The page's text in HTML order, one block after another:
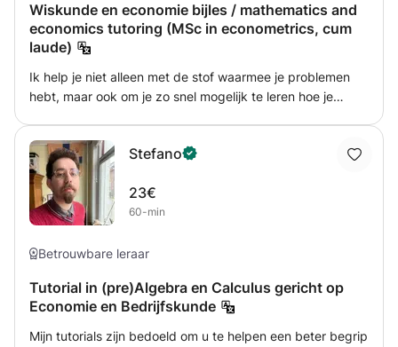
Wiskunde en economie bijles / mathematics and
economics tutoring (MSc in econometrics, cum
laude)
Ik help je niet alleen met de stof waarmee je problemen
hebt, maar ook om je zo snel mogelijk te leren hoe je
with, I also teach you as quickly as possible how to solve
similar problems yourself.
Stefano
23€
60-min
Betrouwbare leraar
Tutorial in (pre)Algebra en Calculus gericht op
Economie en Bedrijfskunde
Mijn tutorials zijn bedoeld om u te helpen een beter begrip